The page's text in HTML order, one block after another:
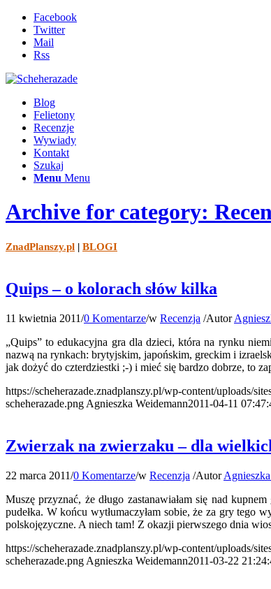
Facebook
Twitter
Mail
Rss
Blog
Felietony
Recenzje
Wywiady
Kontakt
Szukaj
Menu Menu
Archive for category:
ZnadPlanszy.pl | BLOGI
Quips – o kolorach słów kilka
11 kwietnia 2011/0 Komentarze/w Recenzja /Autor
„Quips” to edukacyjna gra dla dzieci, która na rynku
nazwą na rynkach: brytyjskim, japońskim, greckim i
jak dożyć do czterdziestki ;-) i mieć się bardzo dobrze, to
https://scheherazade.znadplanszy.pl/wp-content/uploads/
scheherazade.png Agnieszka Weidemann2011-04-11
Zwierzak na zwierzaku – dla
22 marca 2011/0 Komentarze/w Recenzja /Autor
Muszę przyznać, że długo zastanawiałam się nad
pudełka. W końcu wytłumaczyłam sobie, że za gry
polskojęzyczne. A niech tam! Z okazji pierwszego dnia
https://scheherazade.znadplanszy.pl/wp-content/uploads/
scheherazade.png Agnieszka Weidemann2011-03-22